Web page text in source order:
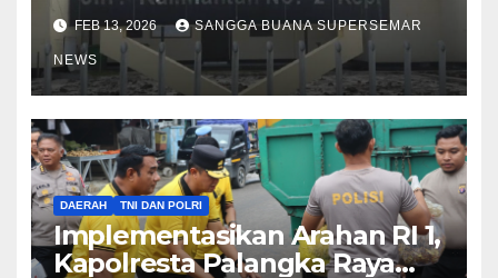
FEB 13, 2026 SANGGA BUANA SUPERSEMAR
NEWS
DAERAH TNI DAN POLRI
Implementasikan Arahan RI 1,
Kapolresta Palangka Raya